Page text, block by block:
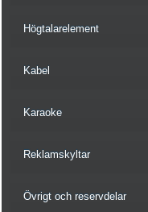
Högtalarelement
Kabel
Karaoke
Reklamskyltar
Övrigt och reservdelar